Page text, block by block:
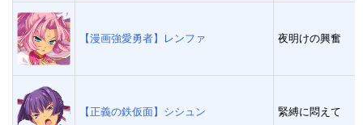
【漫画強愛勇者】レンファ 夜明けの興奮
【正義の鉄仮面】シシュン 緊縛に悶えて